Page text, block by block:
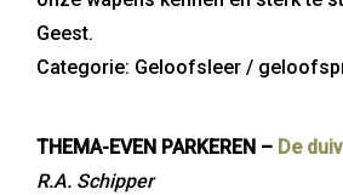
Geest.
Categorie: Geloofsleer /
THEMA-EVEN PARKEREN – De
R.A. Schipper